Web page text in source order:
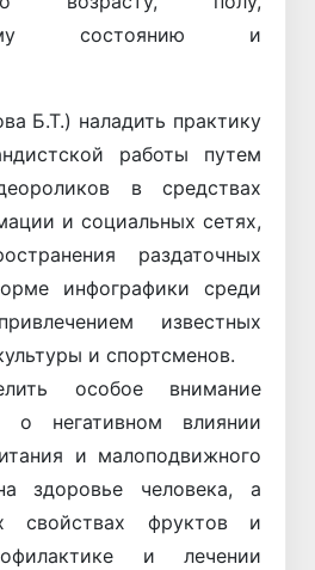
состоянию и
Б.Т.) наладить практику
работы путем
в средствах
и социальных сетях,
раздаточных
инфографики среди
известных
и спортсменов.
особое внимание
негативном влиянии
и малоподвижного
здоровье человека, а
свойствах фруктов и
и лечении